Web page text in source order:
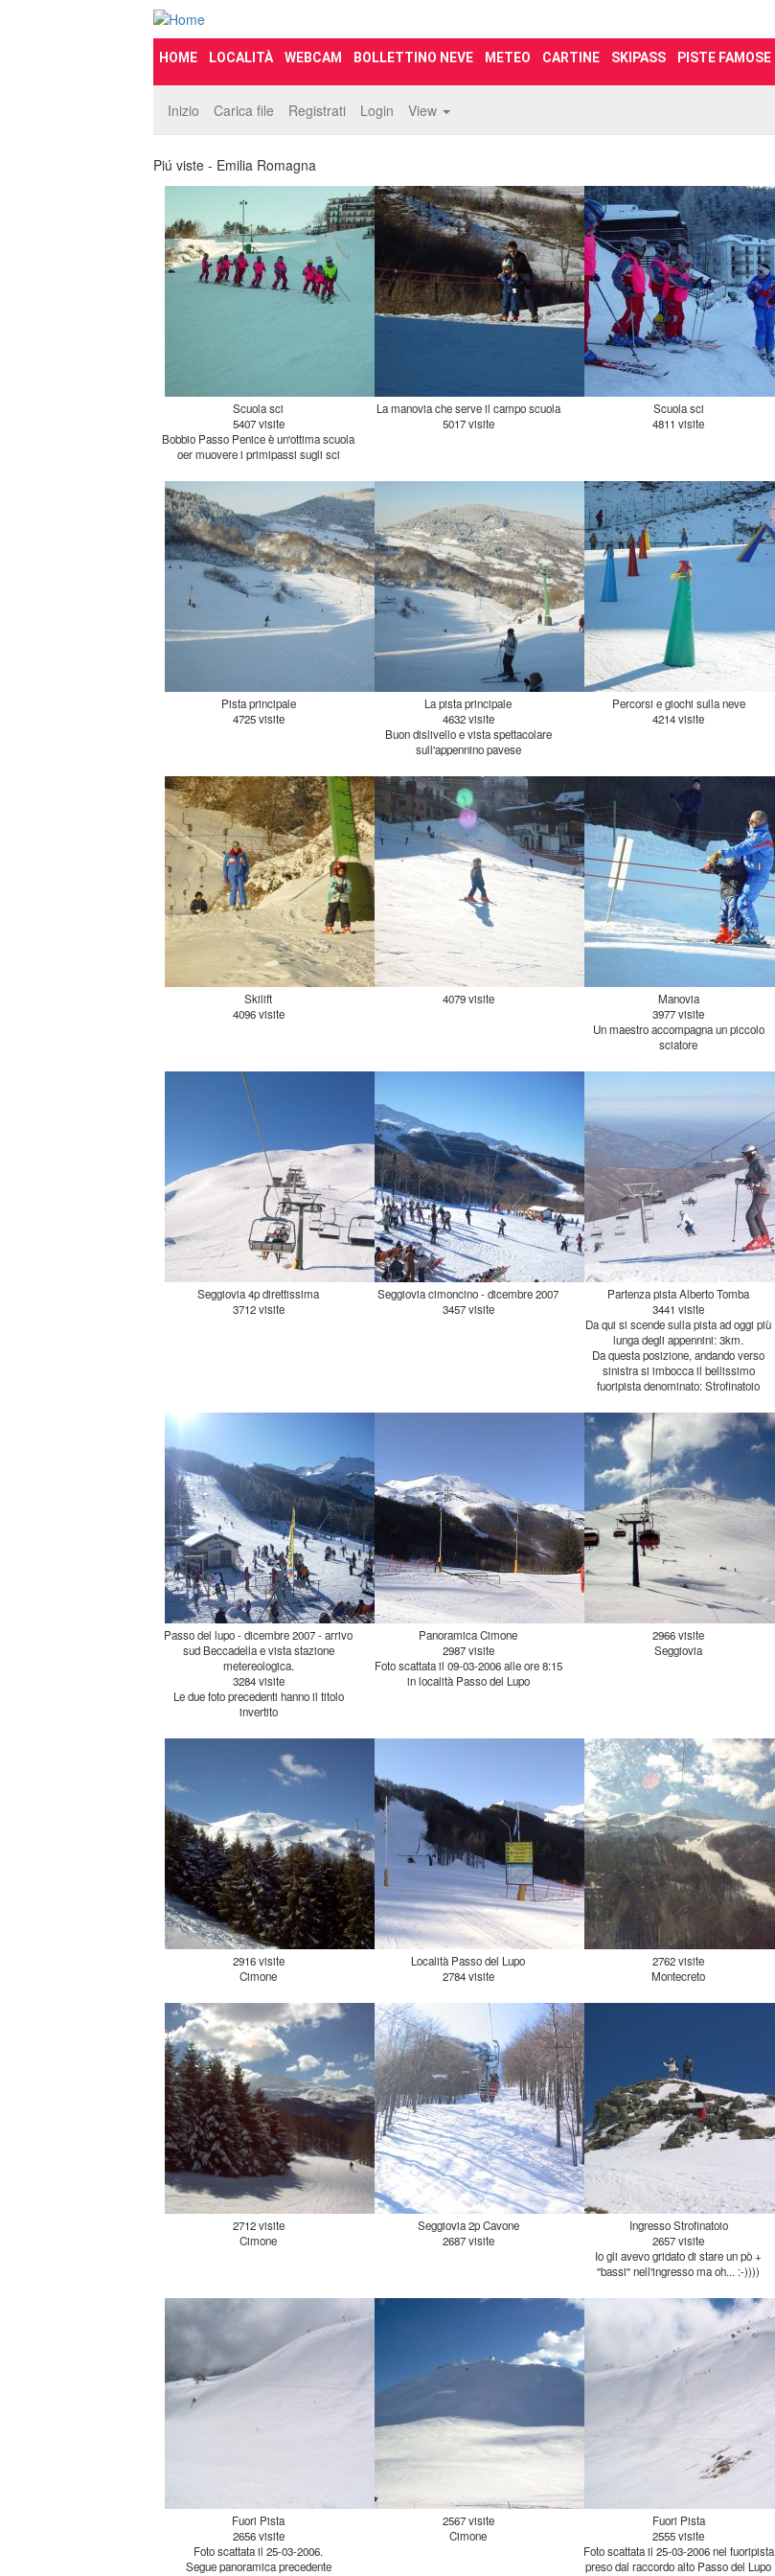
HOME LOCALITÀ WEBCAM BOLLETTINO NEVE METEO CARTINE SKIPASS PISTE FAMOSE
Inizio Carica file Registrati Login View
Piú viste - Emilia Romagna
Scuola sci
5407 visite
Bobbio Passo Penice è un'ottima scuola
oer muovere i primipassi sugli sci
La manovia che serve il campo scuola
5017 visite
Scuola sci
4811 visite
Pista principale
4725 visite
La pista principale
4632 visite
Buon dislivello e vista spettacolare
sull'appennino pavese
Percorsi e giochi sulla neve
4214 visite
Skilift
4096 visite
4079 visite
Manovia
3977 visite
Un maestro accompagna un piccolo
sciatore
Seggiovia 4p direttissima
3712 visite
Seggiovia cimoncino - dicembre 2007
3457 visite
Partenza pista Alberto Tomba
3441 visite
Da qui si scende sulla pista ad oggi più
lunga degli appennini: 3km.
Da questa posizione, andando verso
sinistra si imbocca il bellissimo
fuoripista denominato: Strofinatoio
Passo del lupo - dicembre 2007 - arrivo
sud Beccadella e vista stazione
metereologica.
3284 visite
Le due foto precedenti hanno il titolo
invertito
Panoramica Cimone
2987 visite
Foto scattata il 09-03-2006 alle ore 8:15
in località Passo del Lupo
2966 visite
Seggiovia
2916 visite
Cimone
Località Passo del Lupo
2784 visite
2762 visite
Montecreto
2712 visite
Cimone
Seggiovia 2p Cavone
2687 visite
Ingresso Strofinatoio
2657 visite
Io gli avevo gridato di stare un pò +
"bassi" nell'ingresso ma oh... :-))))
Fuori Pista
2656 visite
Foto scattata il 25-03-2006.
Segue panoramica precedente
2567 visite
Cimone
Fuori Pista
2555 visite
Foto scattata il 25-03-2006 nel fuoripista
preso dal raccordo alto Passo del Lupo
> Cimoncino (imbocco raccordo, dopo
200mt a destra). Nella foto si vede
chiaramente la possibilità a mio avviso
di uno dei pezzi di freeride + belli del
Cimone, ovvero dal 2° tronco della
seggiovia del Cimoncino, visibile in alto,
si ha possibilità di "buttarsi" per il pendio